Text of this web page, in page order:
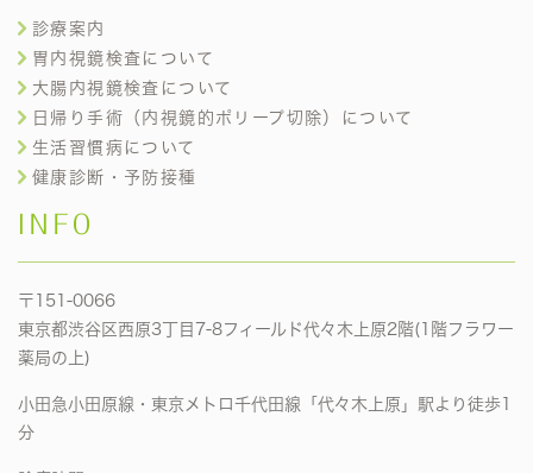
診療案内
胃内視鏡検査について
大腸内視鏡検査について
日帰り手術（内視鏡的ポリープ切除）について
生活習慣病について
健康診断・予防接種
INFO
〒151-0066
東京都渋谷区西原3丁目7-8フィールド代々木上原2階(1階フラワー
薬局の上)
小田急小田原線・東京メトロ千代田線「代々木上原」駅より徒歩1
分